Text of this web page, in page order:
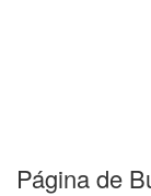
Página de